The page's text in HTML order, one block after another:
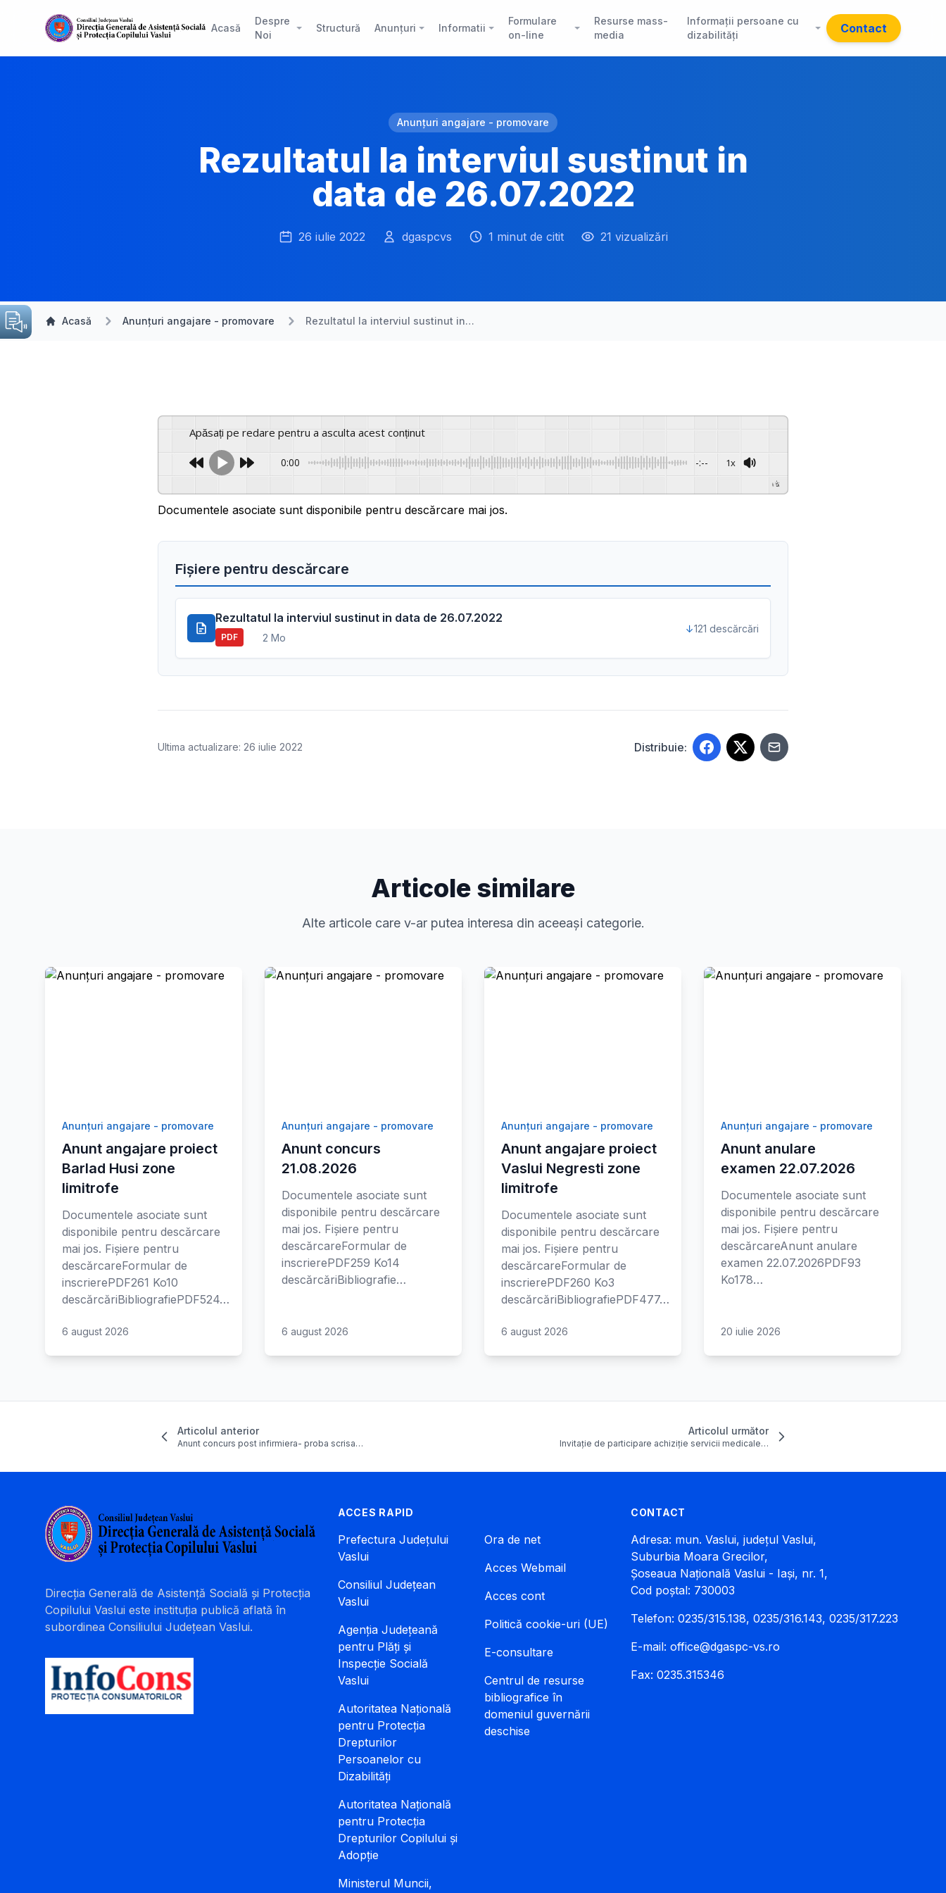
Acasă
Despre
Noi
Structură Anunțuri Informatii
Formulare
on-line
Resurse mass-
media
Informații persoane cu
dizabilități
Contact
Anunțuri angajare - promovare
Rezultatul la interviul sustinut in
data de 26.07.2022
26 iulie 2022 dgaspcvs 1 minut de citit 21 vizualizări
Acasă Anunțuri angajare - promovare Rezultatul la interviul sustinut in…
Apăsați pe redare pentru a asculta acest conținut
0:00 -:-- 1x
GSpeech
Documentele asociate sunt disponibile pentru descărcare mai jos.
Fișiere pentru descărcare
Rezultatul la interviul sustinut in data de 26.07.2022
PDF 2 Mo
121 descărcări
Ultima actualizare: 26 iulie 2022 Distribuie:
Articole similare
Alte articole care v-ar putea interesa din aceeași categorie.
Anunțuri angajare - promovare
Anunt angajare proiect
Barlad Husi zone
limitrofe
Documentele asociate sunt
disponibile pentru descărcare
mai jos. Fișiere pentru
descărcareFormular de
inscrierePDF261 Ko10
descărcăriBibliografiePDF524…
6 august 2026
Anunțuri angajare - promovare
Anunt concurs
21.08.2026
Documentele asociate sunt
disponibile pentru descărcare
mai jos. Fișiere pentru
descărcareFormular de
inscrierePDF259 Ko14
descărcăriBibliografie…
6 august 2026
Anunțuri angajare - promovare
Anunt angajare proiect
Vaslui Negresti zone
limitrofe
Documentele asociate sunt
disponibile pentru descărcare
mai jos. Fișiere pentru
descărcareFormular de
inscrierePDF260 Ko3
descărcăriBibliografiePDF477…
6 august 2026
Anunțuri angajare - promovare
Anunt anulare
examen 22.07.2026
Documentele asociate sunt
disponibile pentru descărcare
mai jos. Fișiere pentru
descărcareAnunt anulare
examen 22.07.2026PDF93
Ko178…
20 iulie 2026
Articolul anterior
Anunt concurs post infirmiera- proba scrisa…
Articolul următor
Invitație de participare achiziție servicii medicale…
Direcția Generală de Asistență Socială și Protecția
Copilului Vaslui este instituția publică aflată în
subordinea Consiliului Județean Vaslui.
ACCES RAPID
Prefectura Județului
Vaslui
Consiliul Județean
Vaslui
Agenția Județeană
pentru Plăți și
Inspecție Socială
Vaslui
Autoritatea Națională
pentru Protecția
Drepturilor
Persoanelor cu
Dizabilități
Autoritatea Națională
pentru Protecția
Drepturilor Copilului și
Adopție
Ministerul Muncii,
Ora de net
Acces Webmail
Acces cont
Politică cookie-uri (UE)
E-consultare
Centrul de resurse
bibliografice în
domeniul guvernării
deschise
CONTACT
Adresa: mun. Vaslui, județul Vaslui,
Suburbia Moara Grecilor,
Șoseaua Națională Vaslui - Iași, nr. 1,
Cod poștal: 730003
Telefon: 0235/315.138, 0235/316.143, 0235/317.223
E-mail: office@dgaspc-vs.ro
Fax: 0235.315346